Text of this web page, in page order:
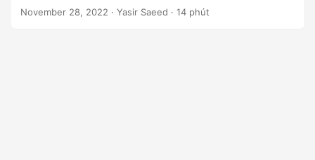
chuyển đổi tài liệu Word sang PDF mà không làm mất định
November 28, 2022 · Yasir Saeed · 14 phút